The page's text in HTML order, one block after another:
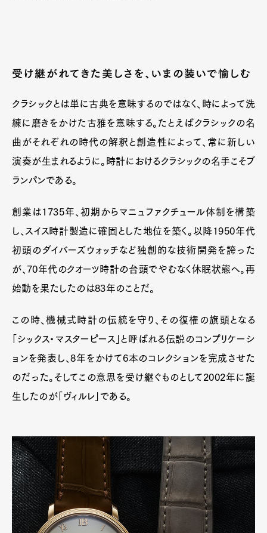
受け継がれてきた美しさを、いまの装いで愉しむ
クラシックとは単に古典を意味するのではなく、時によって洗
練に磨きをかけた古雅を意味する。たとえばクラシックの名
曲がそれぞれの時代の解釈と創造性によって、常に新しい
演奏が生まれるように。時計におけるクラシックの名手こそブ
ランパンである。
創業は1735年、初期からマニュファクチュール体制を構築
し、スイス時計製造に確固とした地位を築く。以降1950年代
初頭のダイバーズウォッチなど独創的な技術開発を誇った
が、70年代のクオーツ時計の台頭でやむなく休眠状態へ。再
始動を果たしたのは83年のことだ。
この時、機械式時計の伝統を守り、その復権の旗頭となる
「シックス・マスターピース」と呼ばれる伝説のコンプリケーシ
ョンを発表し、8年をかけて6本のコレクションを完成させた
のだった。そしてこの意思を受け継ぐものとして2002年に誕
生したのが「ヴィルレ」である。